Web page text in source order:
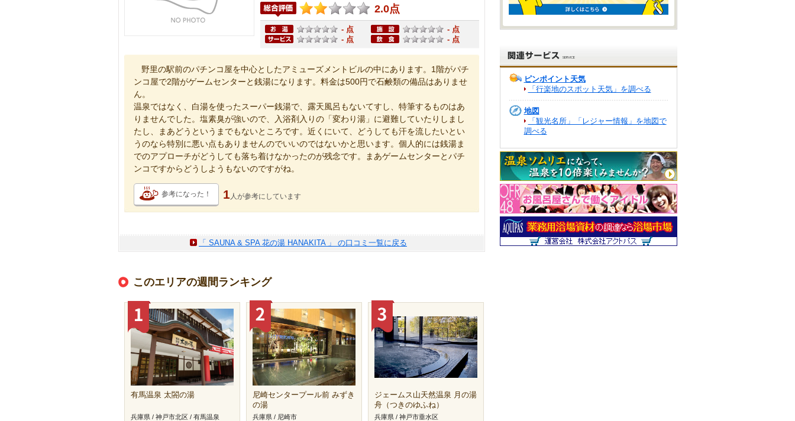
2.0点
- 点
- 点
- 点
- 点
野里の駅前のパチンコ屋を中心としたアミューズメントビルの中にあります。1階がパチ
ンコ屋で2階がゲームセンターと銭湯になります。料金は500円で石鹸類の備品はありませ
ん。
温泉ではなく、白湯を使ったスーパー銭湯で、露天風呂もないてすし、特筆するものはあ
りませんでした。塩素臭が強いので、入浴剤入りの「変わり湯」に避難していたりしまし
たし、まあどうというまでもないところです。近くにいて、どうしても汗を流したいとい
うのなら特別に悪い点もありませんのでいいのではないかと思います。個人的には銭湯ま
でのアプローチがどうしても落ち着けなかったのが残念です。まあゲームセンターとパチ
ンコですからどうしようもないのですがね。
参考になった！ 1 人が参考にしています
「 SAUNA & SPA 花の湯 HANAKITA 」 の口コミ一覧に戻る
このエリアの週間ランキング
有馬温泉 太閤の湯
兵庫県 / 神戸市北区 / 有馬温泉
尼崎センタープール前 みずき
の湯
兵庫県 / 尼崎市
ジェームス山天然温泉 月の湯
舟（つきのゆふね）
兵庫県 / 神戸市垂水区
ピンポイント天気
「行楽地のスポット天気」を調べる
地図
「観光名所」「レジャー情報」を地図で
調べる